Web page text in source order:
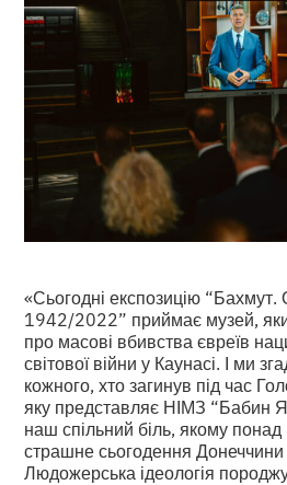
«Сьогодні експозицію
1942/2022” приймає музей,
про масові вбивства євреїв
світової війни у Каунасі. І ми
кожного, хто загинув під час
яку представляє НІМЗ “Бабин
наш спільний біль, якому
страшне сьогодення Донеччини
Людожерська ідеологія